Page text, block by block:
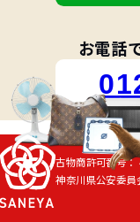
お電話
受
古物商許可番号：
神奈川県公安委員